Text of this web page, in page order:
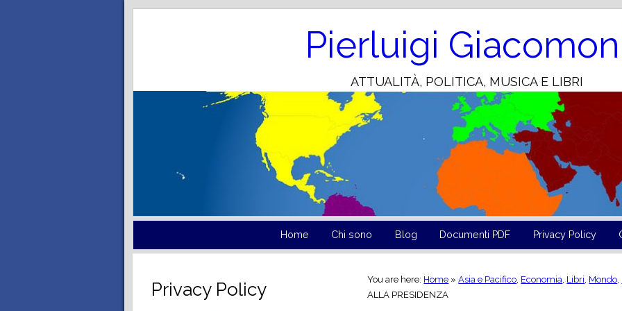
to
Pierluigi
ATTUALITÀ, POLITICA, MUSICA E LIBRI
Home Chi sono Blog Documenti PDF Privacy Policy
You are here: Home »Asia e Pacifico, Economia, Libri, Mondo,
ALLA PRESIDENZA
Privacy Policy